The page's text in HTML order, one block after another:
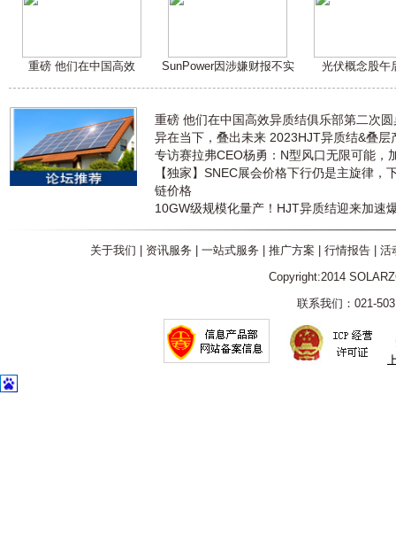
重磅 他们在中国高效 SunPower因涉嫌财报不实 光伏概念股午
重磅 他们在中国高效异质结俱乐部第二次
异在当下，叠出未来 2023HJT异质结&叠层
专访赛拉弗CEO杨勇：N型风口无限可能，
【独家】SNEC展会价格下行仍是主旋律，
链价格
10GW级规模化量产！HJT异质结迎来加速
关于我们 资讯服务 一站式服务 推广方案 行情报告| 活
Copyright:2014
联系我们：021-